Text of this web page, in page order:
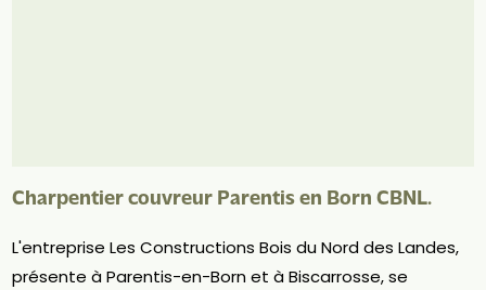
Charpentier couvreur Parentis en Born CBNL.
L'entreprise Les Constructions Bois du Nord des Landes,
présente à Parentis-en-Born et à Biscarrosse, se